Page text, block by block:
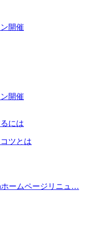
開催
開催
ツとは
ホームページリニュ…